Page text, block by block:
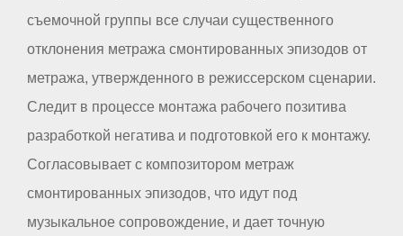
съемочной группы все случаи существенного
отклонения метража смонтированных эпизодов от
метража, утвержденного в режиссерском сценарии.
Следит в процессе монтажа рабочего позитива
разработкой негатива и подготовкой его к монтажу.
Согласовывает с композитором метраж
смонтированных эпизодов, что идут под
музыкальное сопровождение, и дает точную